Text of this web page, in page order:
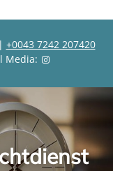
| +0043 7242 207420
Media: